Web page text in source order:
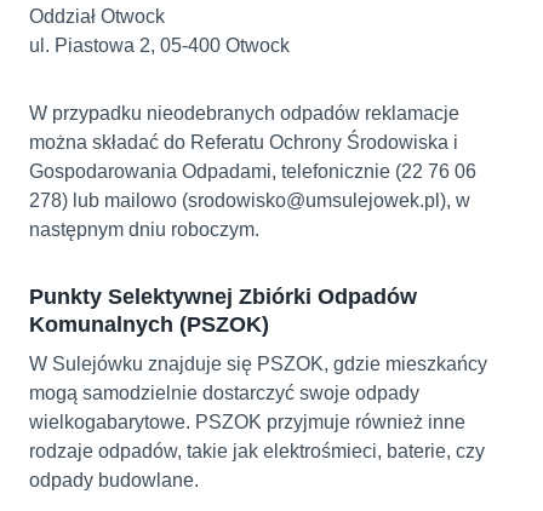
Oddział Otwock
ul. Piastowa 2, 05-400 Otwock
W przypadku nieodebranych odpadów reklamacje
można składać do Referatu Ochrony Środowiska i
Gospodarowania Odpadami, telefonicznie (22 76 06
278) lub mailowo (srodowisko@umsulejowek.pl), w
następnym dniu roboczym.
Punkty Selektywnej Zbiórki Odpadów
Komunalnych (PSZOK)
W Sulejówku znajduje się PSZOK, gdzie mieszkańcy
mogą samodzielnie dostarczyć swoje odpady
wielkogabarytowe. PSZOK przyjmuje również inne
rodzaje odpadów, takie jak elektrośmieci, baterie, czy
odpady budowlane.